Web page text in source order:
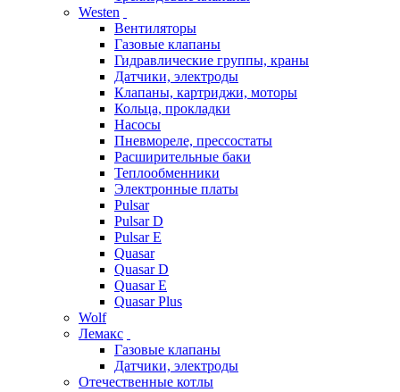
Westen
Вентиляторы
Газовые клапаны
Гидравлические группы, краны
Датчики, электроды
Клапаны, картриджи, моторы
Кольца, прокладки
Насосы
Пневмореле, прессостаты
Расширительные баки
Теплообменники
Электронные платы
Pulsar
Pulsar D
Pulsar E
Quasar
Quasar D
Quasar E
Quasar Plus
Wolf
Лемакс
Газовые клапаны
Датчики, электроды
Отечественные котлы